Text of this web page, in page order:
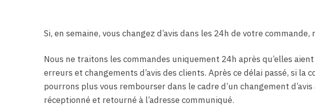
Si, en semaine, vous changez d’avis dans les 24h de votre
Nous ne traitons les commandes uniquement 24h après qu’elles
erreurs et changements d’avis des clients. Après ce délai passé, si la
pourrons plus vous rembourser dans le cadre d’un changement
réceptionné et retourné à l’adresse communiqué.